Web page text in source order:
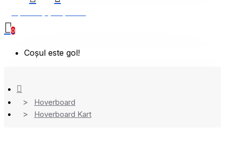
0
Coșul este gol!
Hoverboard
Hoverboard Kart